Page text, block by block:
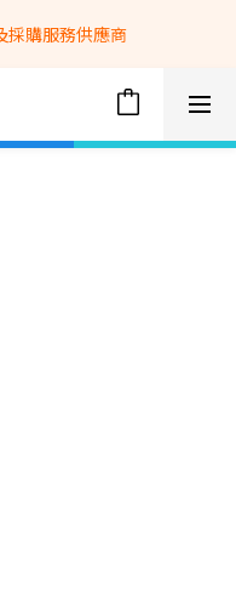
採購服務供應商
採購服務供應商
費 (只限網站落單, 不適用
車, 舞台等)